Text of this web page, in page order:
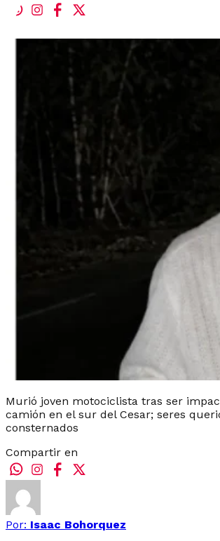
Murió joven motociclista tras ser
camión en el sur del Cesar; seres
consternados
Compartir en
Por: Isaac Bohorquez